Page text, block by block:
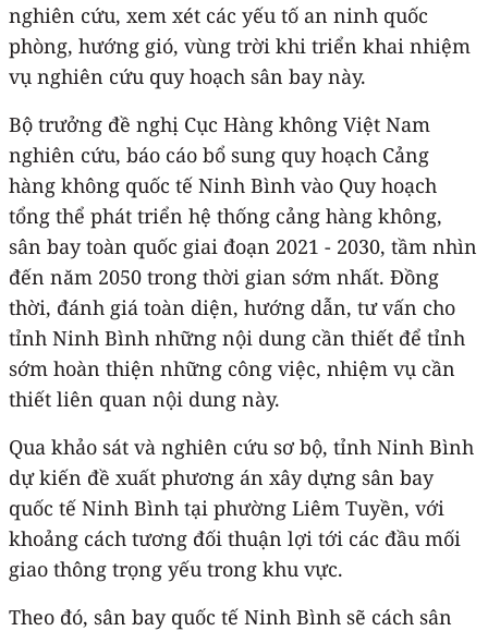
nghiên cứu, xem xét các yếu tố an ninh quốc
phòng, hướng gió, vùng trời khi triển khai nhiệm
vụ nghiên cứu quy hoạch sân bay này.
Bộ trưởng đề nghị Cục Hàng không Việt Nam
nghiên cứu, báo cáo bổ sung quy hoạch Cảng
hàng không quốc tế Ninh Bình vào Quy hoạch
tổng thể phát triển hệ thống cảng hàng không,
sân bay toàn quốc giai đoạn 2021 - 2030, tầm nhìn
đến năm 2050 trong thời gian sớm nhất. Đồng
thời, đánh giá toàn diện, hướng dẫn, tư vấn cho
tỉnh Ninh Bình những nội dung cần thiết để tỉnh
sớm hoàn thiện những công việc, nhiệm vụ cần
thiết liên quan nội dung này.
Qua khảo sát và nghiên cứu sơ bộ, tỉnh Ninh Bình
dự kiến đề xuất phương án xây dựng sân bay
quốc tế Ninh Bình tại phường Liêm Tuyền, với
khoảng cách tương đối thuận lợi tới các đầu mối
giao thông trọng yếu trong khu vực.
Theo đó, sân bay quốc tế Ninh Bình sẽ cách sân